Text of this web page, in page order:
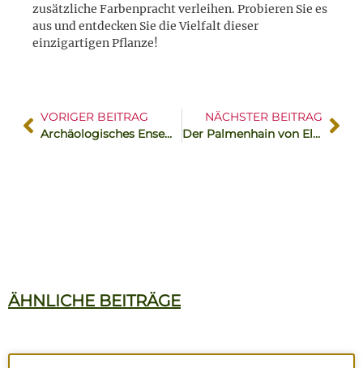
zusätzliche Farbenpracht verleihen. Probieren Sie es
aus und entdecken Sie die Vielfalt dieser
einzigartigen Pflanze!
VORIGER BEITRAG
Archäologisches Ensemble von Tárraco – heutiges Tarragona
NÄCHSTER BEITRAG
Der Palmenhain von Elche – grüner Gürtel der Stadt
ÄHNLICHE BEITRÄGE